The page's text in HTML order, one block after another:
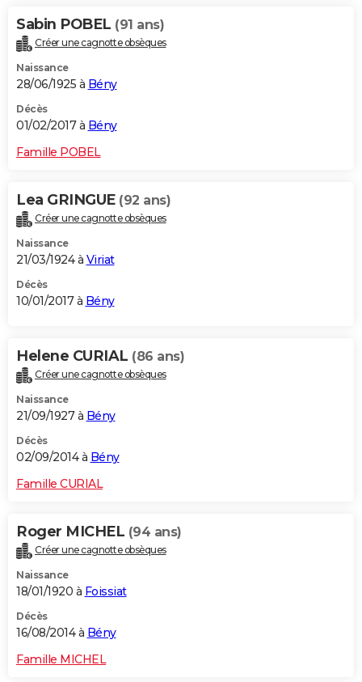
Sabin POBEL (91 ans)
Créer une cagnotte obsèques
Naissance
28/06/1925 à Bény
Décès
01/02/2017 à Bény
Famille POBEL
Lea GRINGUE (92 ans)
Créer une cagnotte obsèques
Naissance
21/03/1924 à Viriat
Décès
10/01/2017 à Bény
Helene CURIAL (86 ans)
Créer une cagnotte obsèques
Naissance
21/09/1927 à Bény
Décès
02/09/2014 à Bény
Famille CURIAL
Roger MICHEL (94 ans)
Créer une cagnotte obsèques
Naissance
18/01/1920 à Foissiat
Décès
16/08/2014 à Bény
Famille MICHEL